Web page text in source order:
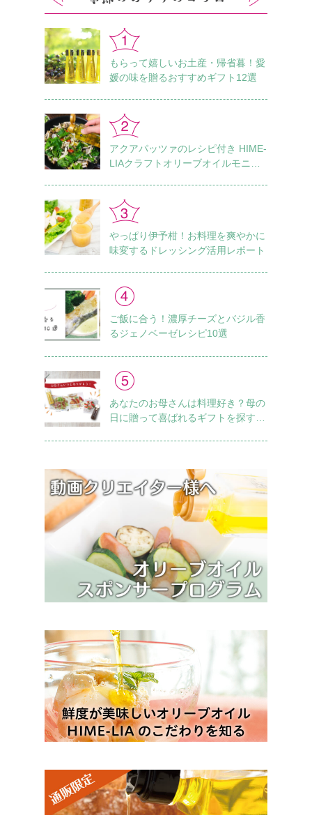
もらって嬉しいお土産・帰省暮！愛
媛の味を贈るおすすめギフト12選
アクアパッツァのレシピ付き HIME-
LIAクラフトオリーブオイルモニタ
やっぱり伊予柑！お料理を爽やかに
味変するドレッシング活用レポート
ご飯に合う！濃厚チーズとバジル香
るジェノベーゼレシピ10選
あなたのお母さんは料理好き？母の
日に贈って喜ばれるギフトを探すチ